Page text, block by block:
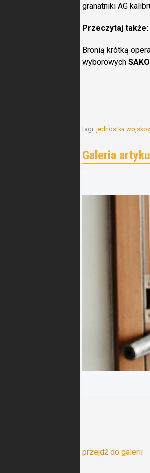
granatniki AG
Przeczytaj także:
Bronią krótką
wyborowych
tagi: jednostka
przejdź do galerii